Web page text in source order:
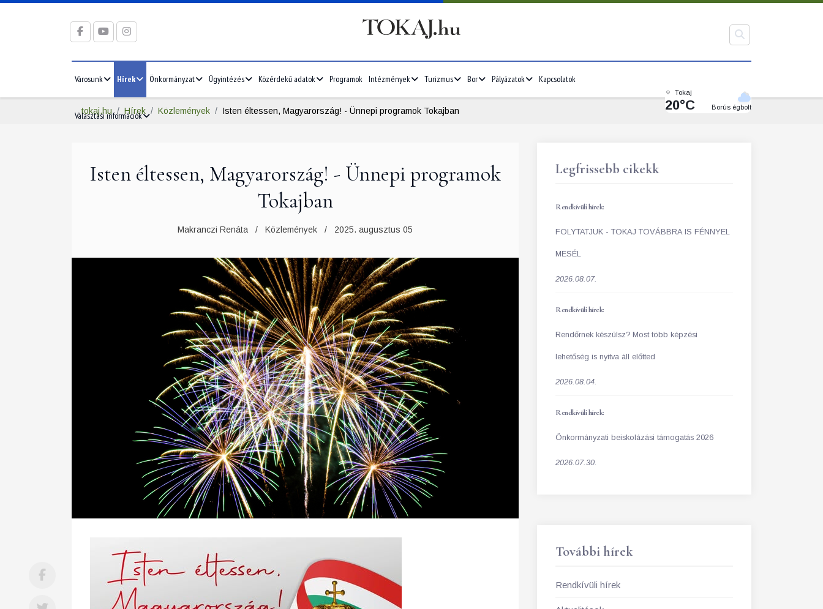
Városunk Hírek Önkormányzat Ügyintézés Közérdekű adatok Programok Intézmények Turizmus Bor Pályázatok Kapcsolatok
Választási információk
Tokaj
20°C Borús égbolt
tokaj.hu Hírek Közlemények Isten éltessen, Magyarország! - Ünnepi programok Tokajban
Isten éltessen, Magyarország! - Ünnepi programok
Tokajban
Makranczi Renáta Közlemények 2025. augusztus 05
Legfrissebb cikekk
Rendkívüli hírek:
FOLYTATJUK - TOKAJ TOVÁBBRA IS FÉNNYEL
MESÉL
2026.08.07.
Rendkívüli hírek:
Rendőrnek készülsz? Most több képzési
lehetőség is nyitva áll előtted
2026.08.04.
Rendkívüli hírek:
Önkormányzati beiskolázási támogatás 2026
2026.07.30.
További hírek
Rendkívüli hírek